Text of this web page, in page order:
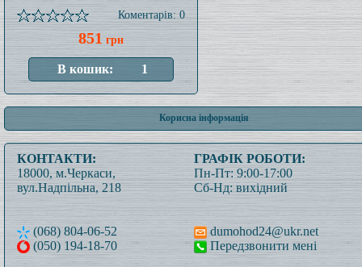
Коментарів: 0
851 грн
Корисна інформація
КОНТАКТИ:
18000, м.Черкаси,
вул.Надпільна, 218
(068) 804-06-52
(050) 194-18-70
ГРАФІК РОБОТИ:
Пн-Пт: 9:00-17:00
Сб-Нд: вихідний
dumohod24@ukr.net
Передзвонити мені